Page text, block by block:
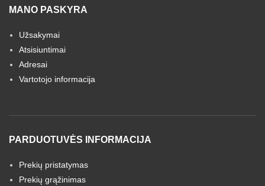
MANO PASKYRA
Užsakymai
Atsisiuntimai
Adresai
Vartotojo informacija
PARDUOTUVĖS INFORMACIJA
Prekių pristatymas
Prekių grąžinimas